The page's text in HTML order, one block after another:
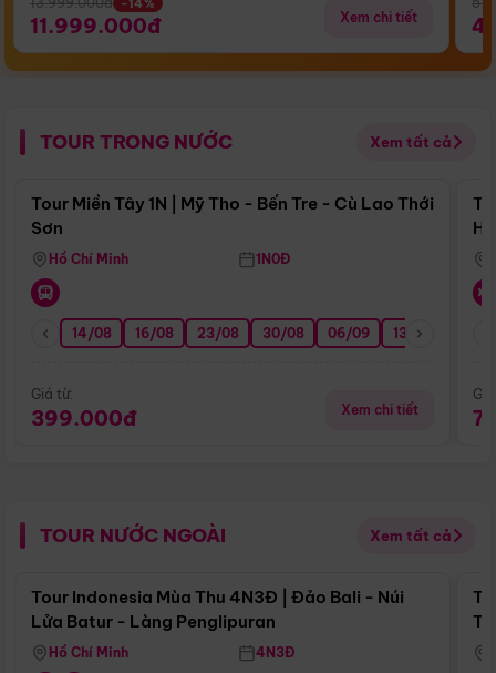
-14%
11.999.000đ Xem chi tiết
TOUR TRONG NƯỚC Xem tất cả
Điểm nổi bật
Tour Miền Tây 1N | Mỹ Tho - Bến Tre - Cù Lao Thới
Sơn
Hồ Chí Minh 1N0Đ
14/08 16/08 23/08 30/08 06/09 13/09
Giá từ:
399.000đ Xem chi tiết
TOUR NƯỚC NGOÀI Xem tất cả
Điểm nổi bật
Tour Indonesia Mùa Thu 4N3Đ | Đảo Bali - Núi
Lửa Batur - Làng Penglipuran
Hồ Chí Minh 4N3Đ